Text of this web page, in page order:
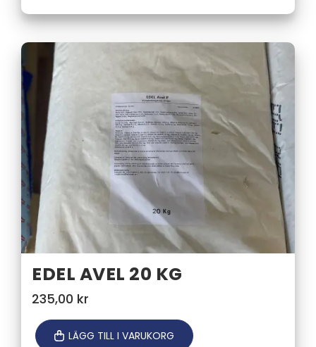
EDEL AVEL 20 KG
235,00 kr
LÄGG TILL I VARUKORG